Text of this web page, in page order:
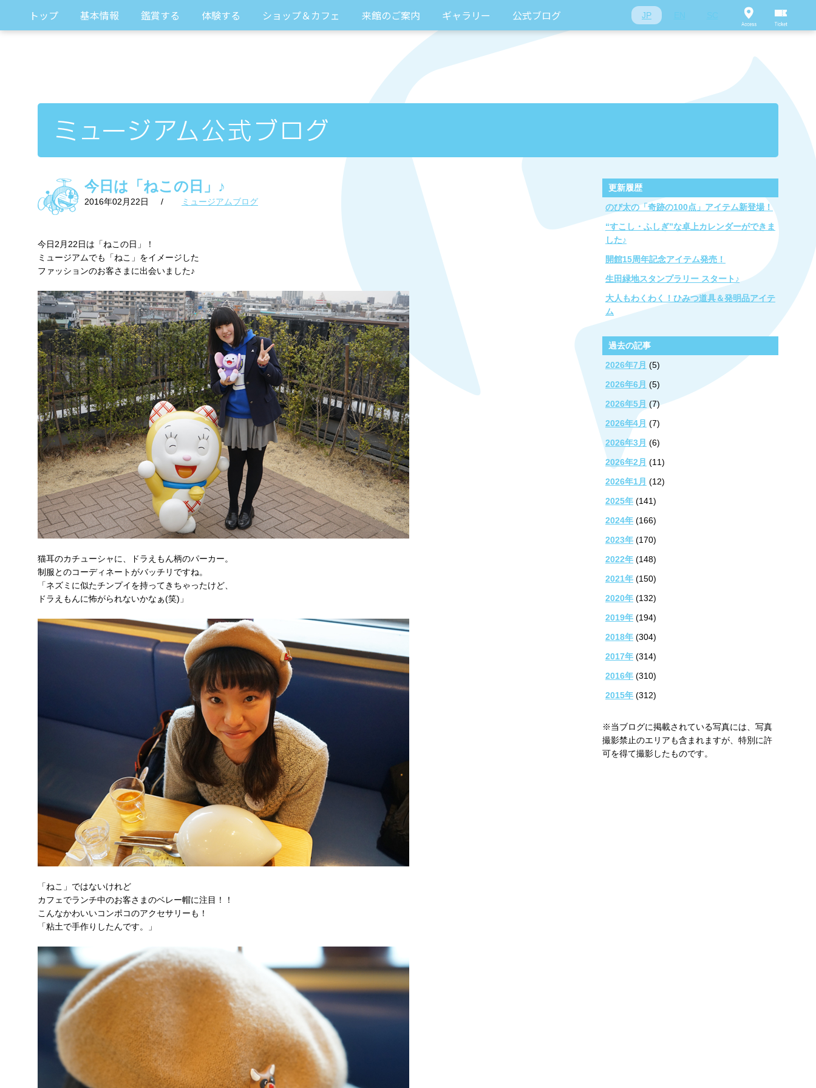
トップ 基本情報 鑑賞する 体験する ショップ＆カフェ 来館のご案内 ギャラリー 公式ブログ JP
今日は「ねこの日」♪
2016年02月22日 / ミュージアムブログ
今日2月22日は「ねこの日」！
ミュージアムでも「ねこ」をイメージした
ファッションのお客さまに出会いました♪
猫耳のカチューシャに、ドラえもん柄のパーカー。
制服とのコーディネートがバッチリですね。
「ネズミに似たチンプイを持ってきちゃったけど、
ドラえもんに怖がられないかなぁ(笑)」
「ねこ」ではないけれど
カフェでランチ中のお客さまのベレー帽に注目！！
こんなかわいいコンポコのアクセサリーも！
「粘土で手作りしたんです。」
更新履歴
のび太の「奇跡の100点」アイテム新登場！
“すこし・ふしぎ”な卓上カレンダーができま
した♪
開館15周年記念アイテム発売！
生田緑地スタンプラリー スタート♪
大人もわくわく！ひみつ道具＆発明品アイテ
ム
過去の記事
2026年7月 (5)
2026年6月 (5)
2026年5月 (7)
2026年4月 (7)
2026年3月 (6)
2026年2月 (11)
2026年1月 (12)
2025年 (141)
2024年 (166)
2023年 (170)
2022年 (148)
2021年 (150)
2020年 (132)
2019年 (194)
2018年 (304)
2017年 (314)
2016年 (310)
2015年 (312)
※当ブログに掲載されている写真には、写真
撮影禁止のエリアも含まれますが、特別に許
可を得て撮影したものです。